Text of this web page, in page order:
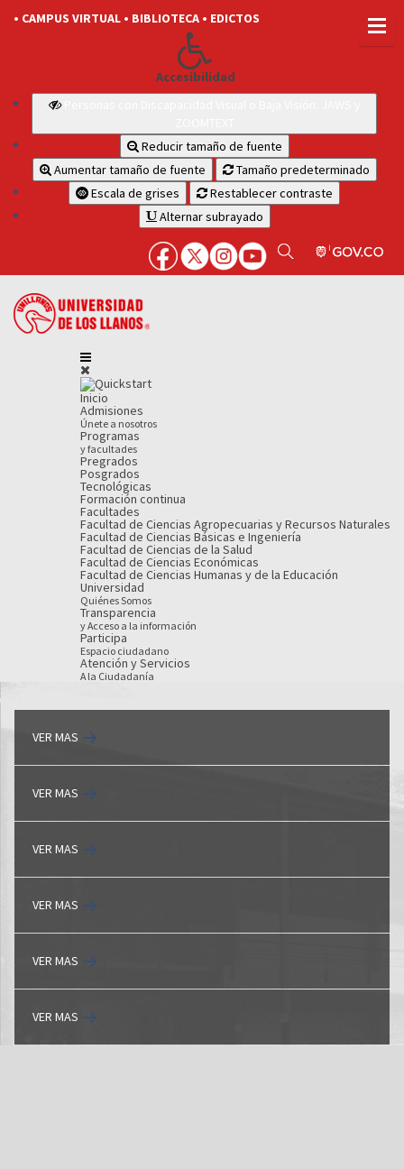
• CAMPUS VIRTUAL • BIBLIOTECA • EDICTOS
Accesibilidad
Reducir tamaño de fuente
Aumentar tamaño de fuente
Tamaño predeterminado
Escala de grises
Restablecer contraste
Alternar subrayado
Inicio
Admisiones
Únete a nosotros
Programas
y facultades
Pregrados
Posgrados
Tecnológicas
Formación continua
Facultades
Facultad de Ciencias Agropecuarias y Recursos Naturales
Facultad de Ciencias Básicas e Ingeniería
Facultad de Ciencias de la Salud
Facultad de Ciencias Económicas
Facultad de Ciencias Humanas y de la Educación
Universidad
Quiénes Somos
Transparencia
y Acceso a la información
Participa
Espacio ciudadano
Atención y Servicios
A la Ciudadanía
VER MAS
VER MAS
VER MAS
VER MAS
VER MAS
VER MAS